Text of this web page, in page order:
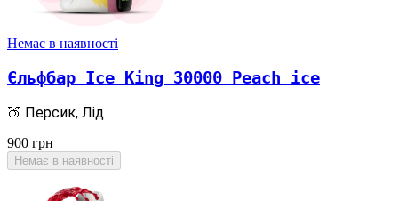
Немає в наявності
Єльфбар Ice King 30000 Peach ice
🍑 Персик, Лід
900 грн
Немає в наявності